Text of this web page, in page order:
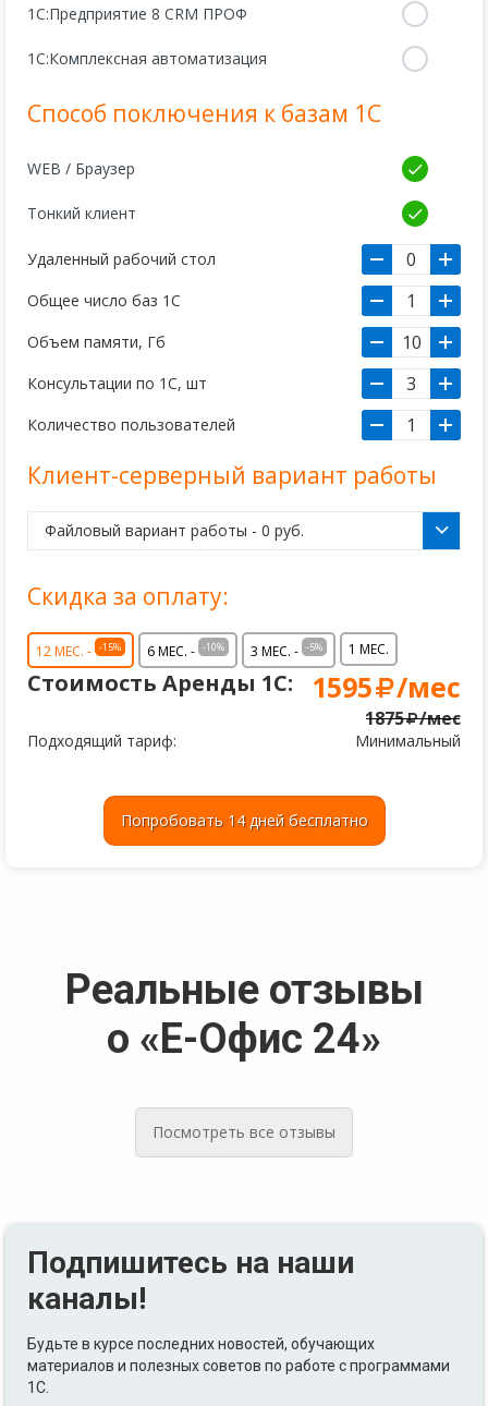
1С:Предприятие 8 CRM ПРОФ
1С:Комплексная автоматизация
Способ поключения к базам 1С
WEB / Браузер
Тонкий клиент
Удаленный рабочий стол
Общее число баз 1С
Объем памяти, Гб
Консультации по 1С, шт
Количество пользователей
Клиент-серверный вариант работы
Скидка за оплату:
12 МЕС. - -15% 6 МЕС. - -10% 3 МЕС. - -5% 1 МЕС.
Стоимость Аренды 1С: 1595 /мес
1875 /мес
Подходящий тариф: Минимальный
Попробовать 14 дней бесплатно
Реальные отзывы
о «Е-Офис 24»
Посмотреть все отзывы
Подпишитесь на наши
каналы!
Будьте в курсе последних новостей, обучающих
материалов и полезных советов по работе с программами
1С.